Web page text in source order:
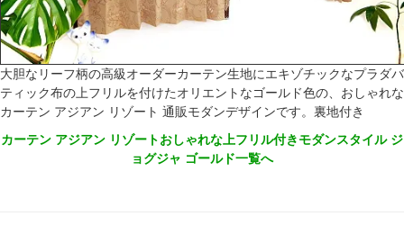
大胆なリーフ柄の高級オーダーカーテン生地にエキゾチックなプラダバ
ティック布の上フリルを付けたオリエントなゴールド色の、おしゃれな
カーテン アジアン リゾート 通販モダンデザインです。裏地付き
カーテン アジアン リゾートおしゃれな上フリル付きモダンスタイル ジ
ョグジャ ゴールド一覧へ